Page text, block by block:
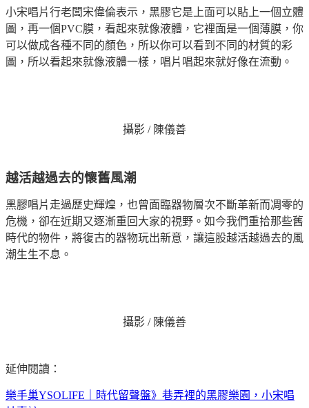
小宋唱片行老闆宋偉倫表示，黑膠它是上面可以貼上一個立體
圖，再一個PVC膜，看起來就像液體，它裡面是一個薄膜，你
可以做成各種不同的顏色，所以你可以看到不同的材質的彩
圖，所以看起來就像液體一樣，唱片唱起來就好像在流動。
攝影 / 陳儀善
越活越過去的懷舊風潮
黑膠唱片走過歷史輝煌，也曾面臨器物層次不斷革新而凋零的
危機，卻在近期又逐漸重回大家的視野。如今我們重拾那些舊
時代的物件，將復古的器物玩出新意，讓這股越活越過去的風
潮生生不息。
攝影 / 陳儀善
延伸閱讀：
樂手巢YSOLIFE｜時代留聲盤》巷弄裡的黑膠樂園，小宋唱